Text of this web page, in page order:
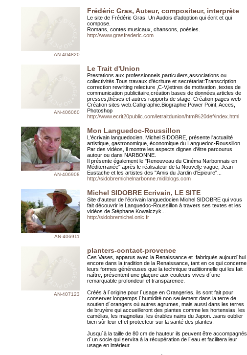
AN-404820
Frédéric Gras, Auteur, compositeur, interprète
Le site de Frédéric Gras. Un Audois d'adoption qui écrit et qui
compose.
Romans, contes musicaux, chansons, poésies.
http://www.grasfrederic.com
AN-406060
Le Trait d'Union
Prestations aux professionnels,particuliers,associations ou
collectivités.Tous travaux d'écriture et secrétariat:Transcription
correction rewriting relecture ,C-V,lettres de motivation ,textes de
communication publicitaire,création bases de données,articles de
presses,thèses et autres rapports de stage. Création pages web
Création sites web.Calligraphie.Biographie.Power Point, Acces,
Photoshop
http://www.ecrit20public.com/letraitdunion/html%20def/index.html
AN-406908
Mon Languedoc-Roussillon
L'écrivain languedocien, Michel SIDOBRE, présente l'actualité
artistique, gastronomique, économique du Languedoc-Roussillon.
Par des vidéos, il montre les aspects dignes d'être parcourus
autour ou dans NARBONNE.
Il présente également le "Renouveau du Cinéma Narbonnais en
Méditerranée" après le réalisateur de la Nouvelle vague, Jean
Eustache et les artistes des "Amis du Jardin d'Épicure"...
http://sidobremichelnarbonne.midiblogs.com
AN-406911
Michel SIDOBRE Ecrivain, LE SITE
Site d'auteur de l'écrivain languedocien Michel SIDOBRE qui vous
fait découvrir le Languedoc-Roussillon à travers ses textes et les
vidéos de Stéphane Kowalczyk...
http://sidobremichel.onlc.fr
AN-407123
planters-contact-provence
Ces Vases, apparus avec la Renaissance et fabriqués aujourd´hui
encore dans la tradition de la Renaissance, tant en ce qui concerne
leurs formes généreuses que la technique traditionnelle qui les fait
naître, présentent une glaçure aux couleurs vives d´une
remarquable profondeur et transparence.
Créés à l´origine pour l´usage en Orangeries, ils sont fait pour
conserver longtemps l´humidité non seulement dans la terre de
soutien d´orangers où autres agrumes, mais aussi dans les terres
de bruyère qui accueilleront des plantes comme les hortensias, les
camélias, les magnolias, les érables nains du Japon...sans oublier
bien sûr leur effet protecteur sur la santé des plantes.
Jusqu´à la taille de 80 cm de hauteur ils peuvent être accompagnés
d´un socle qui servira à la récupération de l´eau et facilitera leur
usage en intérieur.